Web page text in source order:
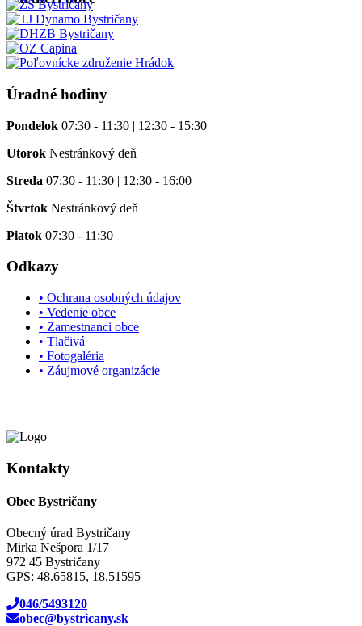
Úradné hodiny
Pondelok 07:30 - 11:30 | 12:30 - 15:30
Utorok Nestránkový deň
Streda 07:30 - 11:30 | 12:30 - 16:00
Štvrtok Nestránkový deň
Piatok 07:30 - 11:30
Odkazy
• Ochrana osobných údajov
• Vedenie obce
• Zamestnanci obce
• Tlačivá
• Fotogaléria
• Záujmové organizácie
Kontakty
Obec Bystričany
Obecný úrad Bystričany
Mirka Nešpora 1/17
972 45 Bystričany
GPS: 48.65815, 18.51595
046/5493120
obec@bystricany.sk